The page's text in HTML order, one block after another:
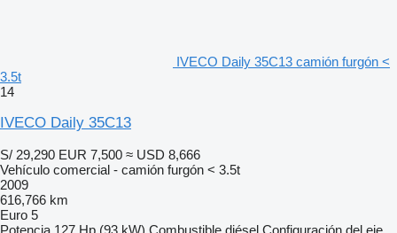
IVECO Daily 35C13 camión furgón <
3.5t
14
IVECO Daily 35C13
S/ 29,290 EUR 7,500 ≈ USD 8,666
Vehículo comercial - camión furgón < 3.5t
2009
616,766 km
Euro 5
Potencia 127 Hp (93 kW) Combustible diésel Configuración del eje